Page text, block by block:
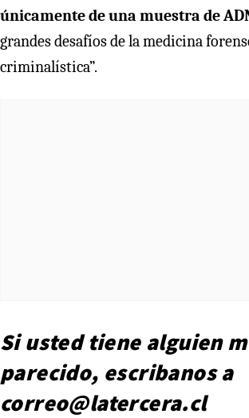
únicamente de una muestra de
grandes desafíos de la medicina
criminalística”.
Si usted tiene alguien
parecido, escribanos a
correo@latercera.cl